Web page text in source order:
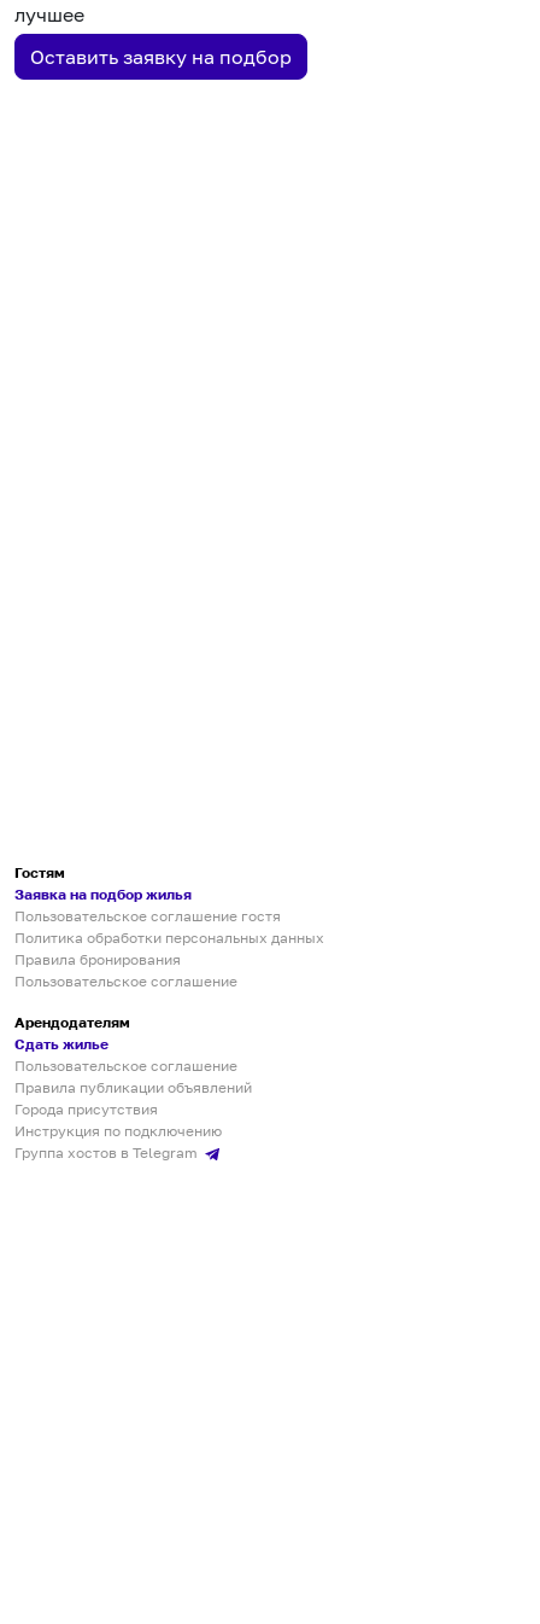
лучшее
Оставить заявку на подбор
Гостям
Заявка на подбор жилья
Пользовательское соглашение гостя
Политика обработки персональных данных
Правила бронирования
Пользовательское соглашение
Арендодателям
Сдать жилье
Пользовательское соглашение
Правила публикации объявлений
Города присутствия
Инструкция по подключению
Группа хостов в Telegram